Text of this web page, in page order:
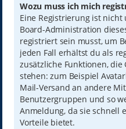
Wozu muss ich mich
Eine Registrierung ist
Board-Administration
registriert sein musst, um
jeden Fall erhältst du als
zusätzliche Funktionen,
stehen: zum Beispiel
Mail-Versand an andere
Benutzergruppen und so
Anmeldung, da sie schnell
Vorteile bietet.